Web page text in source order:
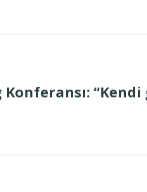
Konferansı: